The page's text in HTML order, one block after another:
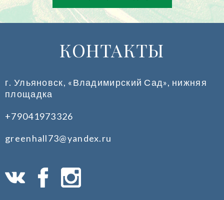
КОНТАКТЫ
г. Ульяновск, «Владимирский Сад», нижняя
площадка
+79041973326
greenhall73@yandex.ru